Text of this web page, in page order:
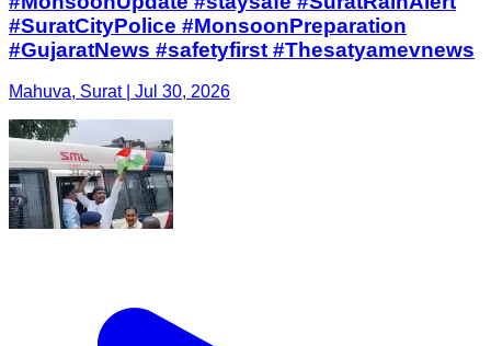
#SuratCityPolice #MonsoonPreparation
#GujaratNews #safetyfirst #Thesatyamevnews
Mahuva, Surat | Jul 30, 2026